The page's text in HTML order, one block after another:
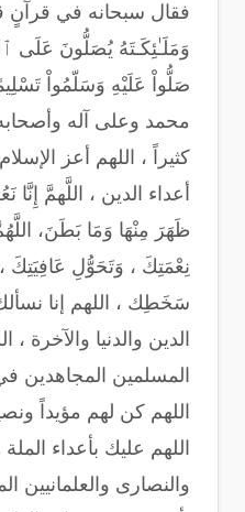
فقال سبحانه في قرآنٍ
وَمَلَـٰئِكَـتَهُ يُصَلُّونَ عَلَى
صَلُّواْ عَلَيْهِ وَسَلّمُواْ
محمد وعلى آله
كثيراً ، اللهم أعز
أعداء الدين ، اللَّهمَّ
ظَهَرَ مِنْهَا وَمَا بَطَنَ،
نِعْمَتِكَ ، وَتَحَوُّلِ عَافِيَتِكَ
سَخَطِك ، اللهم إنا
الدين والدنيا والآخرة ،
المسلمين
اللهم كن لهم مؤيداً
اللهم عليك بأعداء
والنصارى والعلمانيين